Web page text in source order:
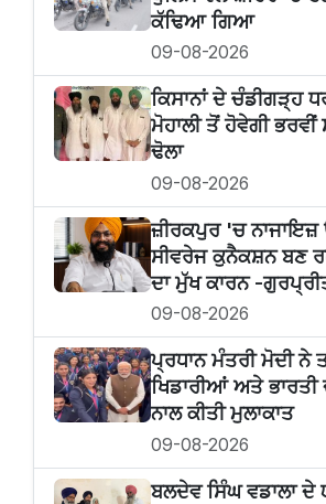
ਕੱਢਿਆ ਗਿਆ
09-08-2026
ਕਿਸਾਨਾਂ ਦੇ ਚੰਡੀਗੜ੍ਹ
ਮੋਹਾਲੀ ਤੋਂ ਹੋਵੇਗੀ
ਢੋਲਾ
09-08-2026
ਜ਼ੀਰਕਪੁਰ 'ਚ
ਸੀਵਰੇਜ ਕੁਨੈਕਸ਼ਨ ਬਣ
ਦਾ ਮੁੱਖ ਕਾਰਨ -
09-08-2026
ਪ੍ਰਧਾਨ ਮੰਤਰੀ ਮੋਦੀ ਨੇ
ਖਿਡਾਰੀਆਂ ਅਤੇ
ਨਾਲ ਕੀਤੀ ਮੁਲਾਕਾਤ
09-08-2026
ਬਲਦੇਵ ਸਿੰਘ ਵਡਾਲਾ ਦੇ